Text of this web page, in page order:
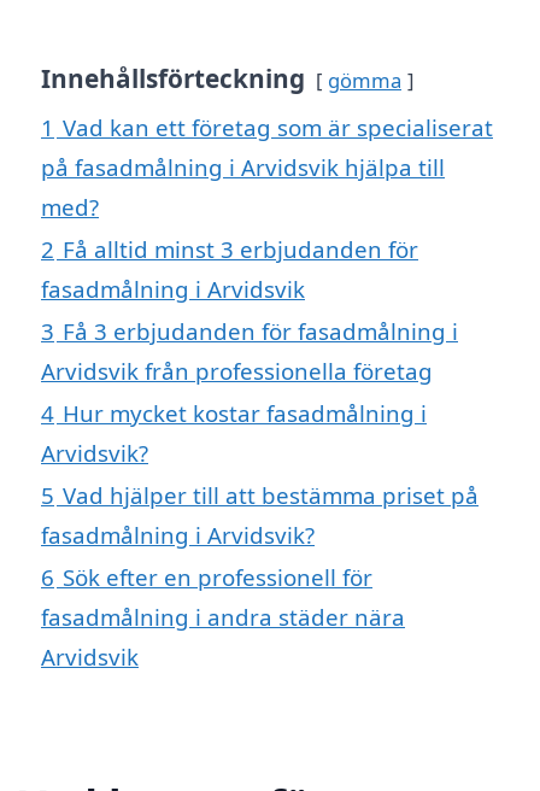
Innehållsförteckning gömma
1 Vad kan ett företag som är specialiserat
på fasadmålning i Arvidsvik hjälpa till
med?
2 Få alltid minst 3 erbjudanden för
fasadmålning i Arvidsvik
3 Få 3 erbjudanden för fasadmålning i
Arvidsvik från professionella företag
4 Hur mycket kostar fasadmålning i
Arvidsvik?
5 Vad hjälper till att bestämma priset på
fasadmålning i Arvidsvik?
6 Sök efter en professionell för
fasadmålning i andra städer nära
Arvidsvik